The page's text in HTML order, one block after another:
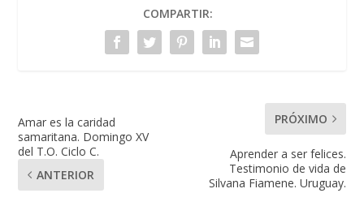
COMPARTIR:
Amar es la caridad
samaritana. Domingo XV
del T.O. Ciclo C.
ANTERIOR
PRÓXIMO
Aprender a ser felices.
Testimonio de vida de
Silvana Fiamene. Uruguay.